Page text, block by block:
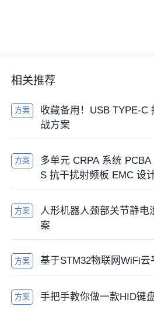
相关推荐
方案
收藏备用！USB TYPE-C
战方案
方案
多单元 CRPA 系统
S 抗干扰射频板 EMC 设
方案
人形机器人颈部关节静电
案
方案 基于STM32物联网WiFi
方案 手把手教你做一款HID键